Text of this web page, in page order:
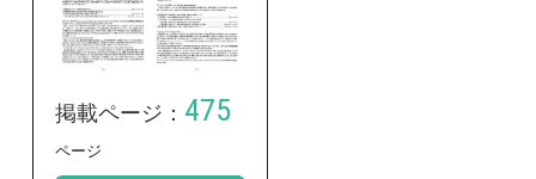
google scholar
学名：
Carex alopecuroides var. chlorostachya